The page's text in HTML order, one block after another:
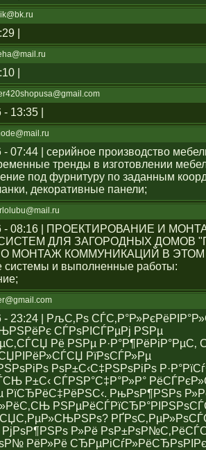
|
|
13:35 |
07:44 | серийное производство
тренды в изготовлении
под фурнитуру по заданным
декоративные панели;
- 08:16 | ПРОЕКТИРОВАНИЕ И
ДЛЯ ЗАГОРОДНЫХ ДОМОВ
МОНТАЖ КОММУНИКАЦИЙ В
и выполненные работы:
- 23:24 | РљС‚Рѕ
СЃРѕРІСЃРµРј РЅРµ
Рё РЅРµ Р·Р°Р¶РёРіР°РµС‚
РїРѕСЃР»Рµ
РѕР±С‹С‡РЅРѕРіРѕ
Р±С‹ СЃРЅР°С‡Р°Р»Р°
РїСЂРёС‡РёРЅС‹. РњРѕР¶РЅРѕ
Р»Рё
РёР»Рё